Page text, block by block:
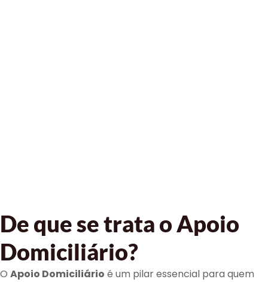
De que se trata o Apoio
Domiciliário?
O Apoio Domiciliário é um pilar essencial para quem